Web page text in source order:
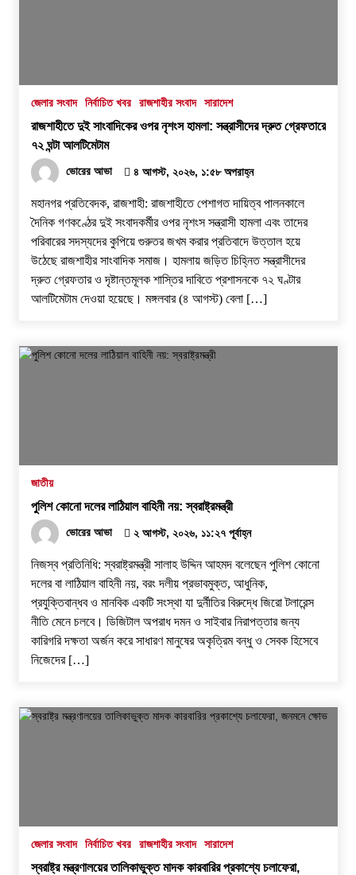
জেলার সংবাদ নির্বাচিত খবর রাজশাহীর সংবাদ সারাদেশ
রাজশাহীতে দুই সাংবাদিকের ওপর নৃশংস হামলা: সন্ত্রাসীদের দ্রুত গ্রেফতারে
৭২ ঘন্টা আলটিমেটাম
ভোরের আভা ৪ আগস্ট, ২০২৬, ১:৫৮ অপরাহ্ন
​মহানগর প্রতিবেদক, রাজশাহী: রাজশাহীতে পেশাগত দায়িত্ব পালনকালে
দৈনিক গণকণ্ঠের দুই সংবাদকর্মীর ওপর নৃশংস সন্ত্রাসী হামলা এবং তাদের
পরিবারের সদস্যদের কুপিয়ে গুরুতর জখম করার প্রতিবাদে উত্তাল হয়ে
উঠেছে রাজশাহীর সাংবাদিক সমাজ। হামলায় জড়িত চিহ্নিত সন্ত্রাসীদের
দ্রুত গ্রেফতার ও দৃষ্টান্তমূলক শাস্তির দাবিতে প্রশাসনকে ৭২ ঘণ্টার
আলটিমেটাম দেওয়া হয়েছে। ​মঙ্গলবার (৪ আগস্ট) বেলা […]
জাতীয়
পুলিশ কোনো দলের লাঠিয়াল বাহিনী নয়: স্বরাষ্ট্রমন্ত্রী
ভোরের আভা ২ আগস্ট, ২০২৬, ১১:২৭ পূর্বাহ্ন
নিজস্ব প্রতিনিধি: স্বরাষ্ট্রমন্ত্রী সালাহ উদ্দিন আহমদ বলেছেন পুলিশ কোনো
দলের বা লাঠিয়াল বাহিনী নয়, বরং দলীয় প্রভাবমুক্ত, আধুনিক,
প্রযুক্তিবান্ধব ও মানবিক একটি সংস্থা যা দুর্নীতির বিরুদ্ধে জিরো টলারেন্স
নীতি মেনে চলবে। ডিজিটাল অপরাধ দমন ও সাইবার নিরাপত্তার জন্য
কারিগরি দক্ষতা অর্জন করে সাধারণ মানুষের অকৃত্রিম বন্ধু ও সেবক হিসেবে
নিজেদের […]
জেলার সংবাদ নির্বাচিত খবর রাজশাহীর সংবাদ সারাদেশ
স্বরাষ্ট্র মন্ত্রণালয়ের তালিকাভুক্ত মাদক কারবারির প্রকাশ্যে চলাফেরা,